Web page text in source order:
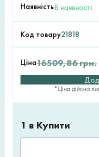
НаявністьВ наявності
Код товару21818
Ціна16509,86грн.
*Ціна дійсна
1 в Купити